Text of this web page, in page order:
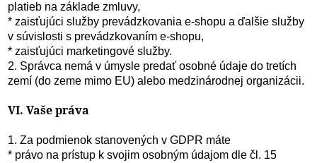
platieb na základe zmluvy,
* zaisťujúci služby prevádzkovania e-shopu a ďalšie služby
v súvislosti s prevádzkovaním e-shopu,
* zaisťujúci marketingové služby.
2. Správca nemá v úmysle predať osobné údaje do tretích
zemí (do zeme mimo EU) alebo medzinárodnej organizácii.
VI. Vaše práva
1. Za podmienok stanovených v GDPR máte
* právo na prístup k svojim osobným údajom dle čl. 15